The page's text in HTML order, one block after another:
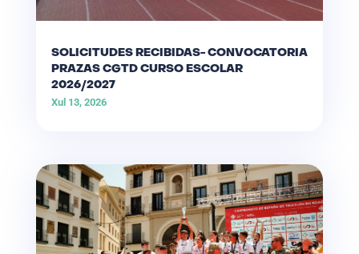
SOLICITUDES RECIBIDAS- CONVOCATORIA
PRAZAS CGTD CURSO ESCOLAR
2026/2027
Xul 13, 2026